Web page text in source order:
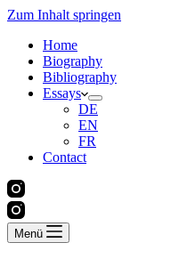
Zum Inhalt springen
Home
Biography
Bibliography
Essays
DE
EN
FR
Contact
Menü